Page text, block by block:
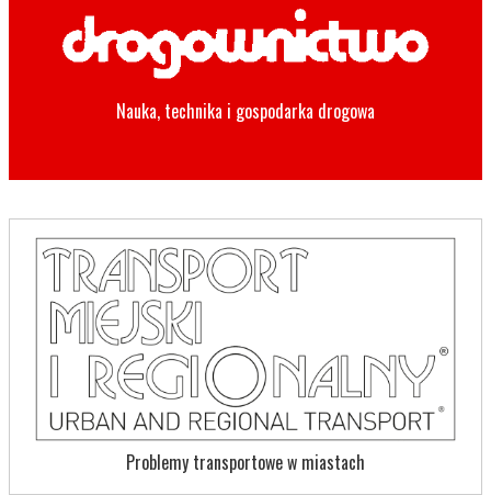
Nauka, technika i gospodarka drogowa
Problemy transportowe w miastach